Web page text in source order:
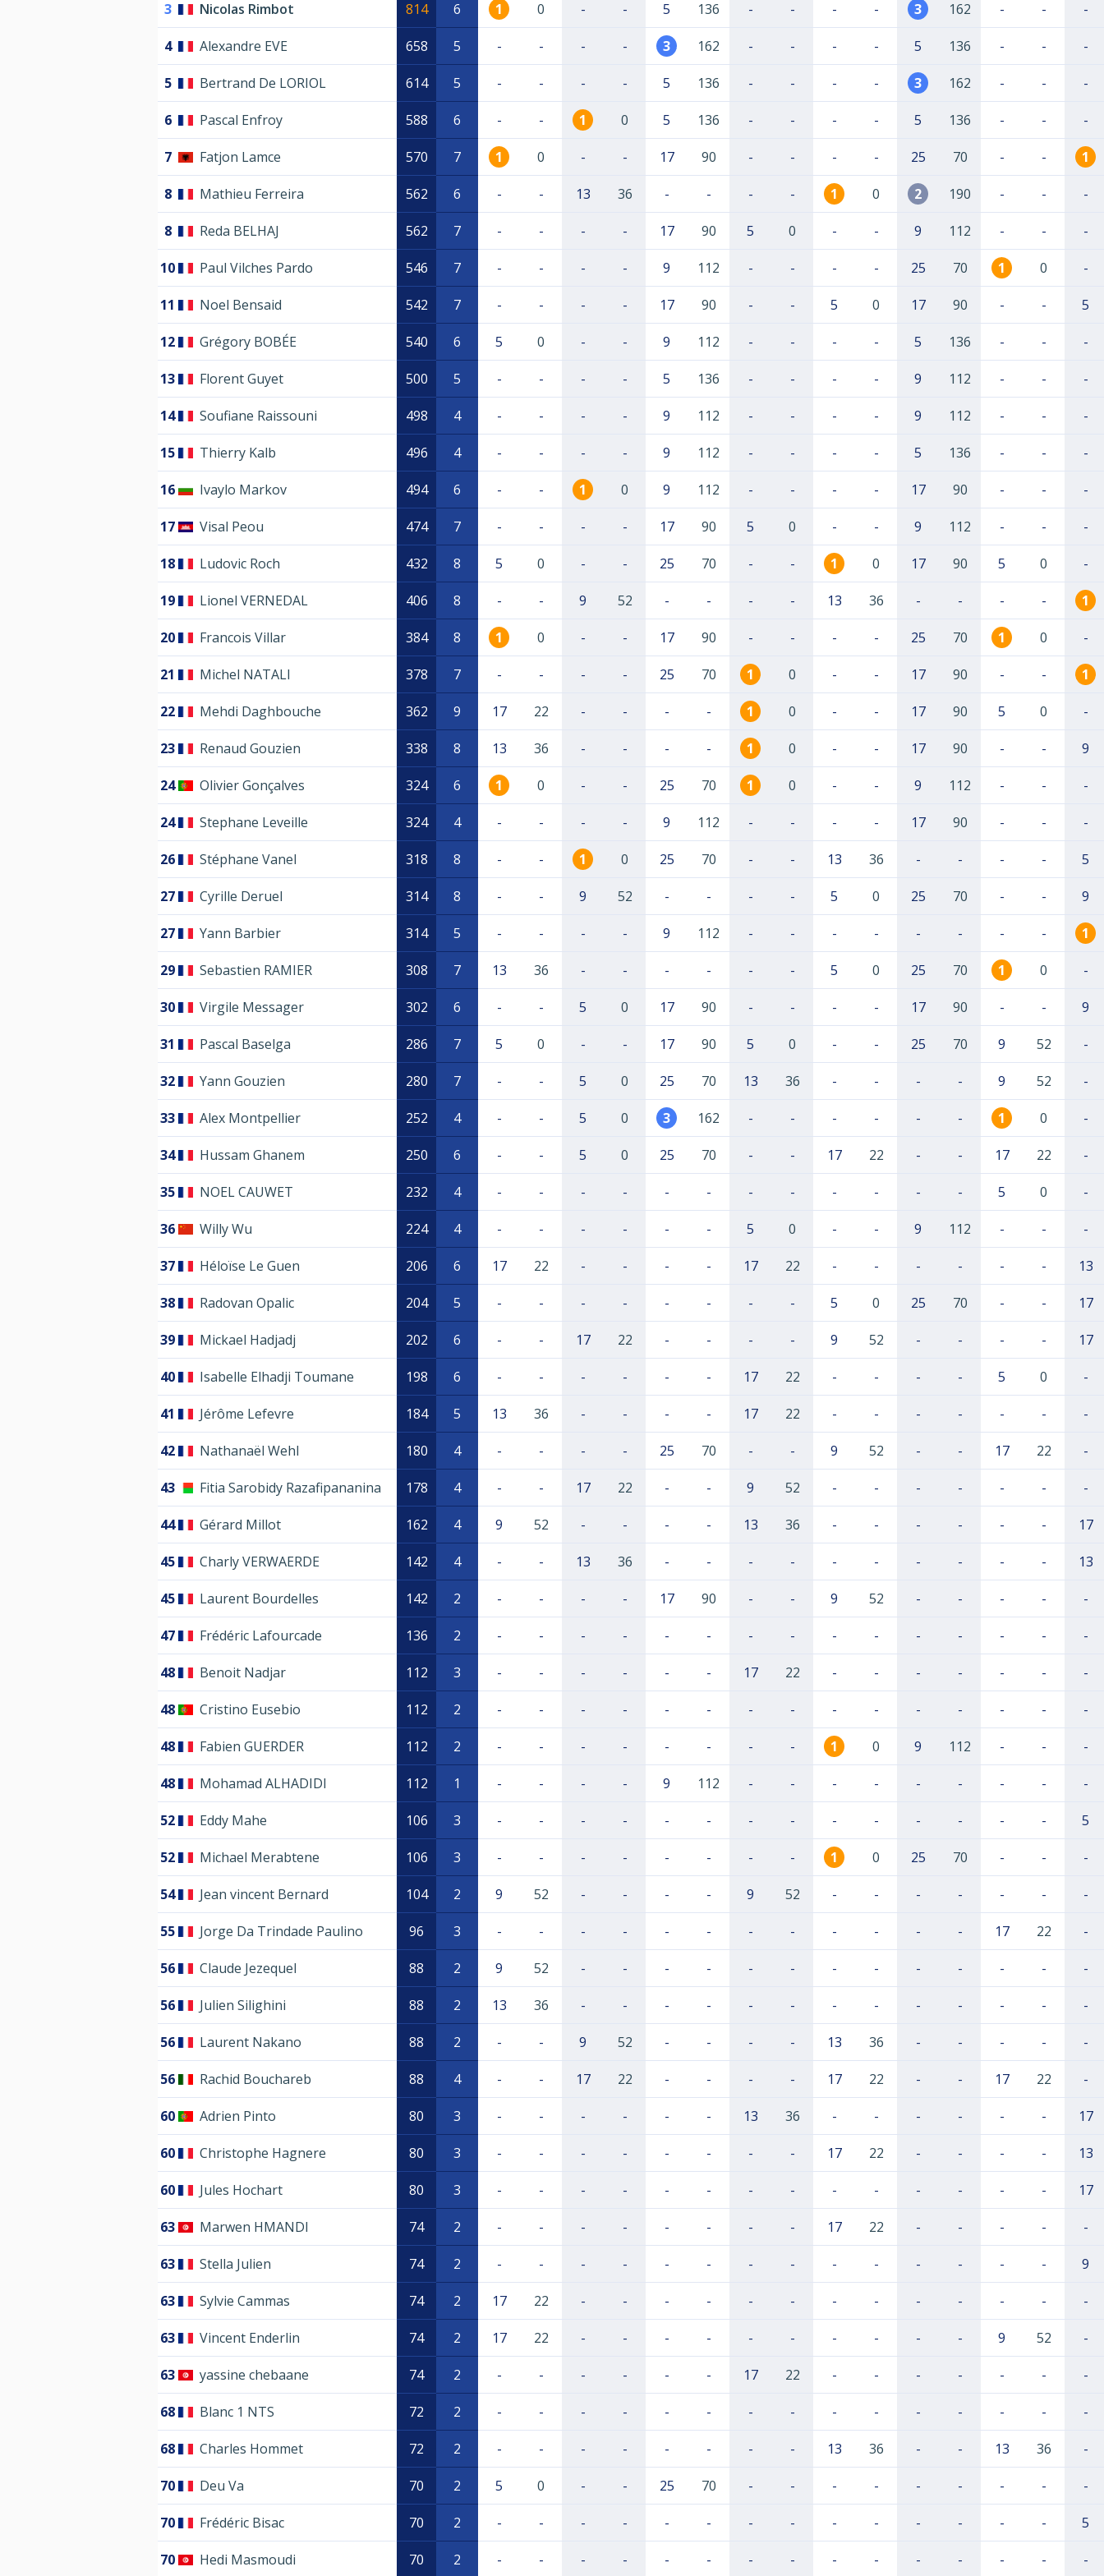
3 Nicolas Rimbot 814 6 1 0 - - 5 136 - - - - 3 162 - - -
4 Alexandre EVE 658 5 - - - - 3 162 - - - - 5 136 - - -
5 Bertrand De LORIOL 614 5 - - - - 5 136 - - - - 3 162 - - -
6 Pascal Enfroy 588 6 - - 1 0 5 136 - - - - 5 136 - - -
7 Fatjon Lamce 570 7 1 0 - - 17 90 - - - - 25 70 - - 1
8 Mathieu Ferreira 562 6 - - 13 36 - - - - 1 0 2 190 - - -
8 Reda BELHAJ 562 7 - - - - 17 90 5 0 - - 9 112 - - -
10 Paul Vilches Pardo 546 7 - - - - 9 112 - - - - 25 70 1 0 -
11 Noel Bensaid 542 7 - - - - 17 90 - - 5 0 17 90 - - 5
12 Grégory BOBÉE 540 6 5 0 - - 9 112 - - - - 5 136 - - -
13 Florent Guyet 500 5 - - - - 5 136 - - - - 9 112 - - -
14 Soufiane Raissouni 498 4 - - - - 9 112 - - - - 9 112 - - -
15 Thierry Kalb 496 4 - - - - 9 112 - - - - 5 136 - - -
16 Ivaylo Markov 494 6 - - 1 0 9 112 - - - - 17 90 - - -
17 Visal Peou 474 7 - - - - 17 90 5 0 - - 9 112 - - -
18 Ludovic Roch 432 8 5 0 - - 25 70 - - 1 0 17 90 5 0 -
19 Lionel VERNEDAL 406 8 - - 9 52 - - - - 13 36 - - - - 1
20 Francois Villar 384 8 1 0 - - 17 90 - - - - 25 70 1 0 -
21 Michel NATALI 378 7 - - - - 25 70 1 0 - - 17 90 - - 1
22 Mehdi Daghbouche 362 9 17 22 - - - - 1 0 - - 17 90 5 0 -
23 Renaud Gouzien 338 8 13 36 - - - - 1 0 - - 17 90 - - 9
24 Olivier Gonçalves 324 6 1 0 - - 25 70 1 0 - - 9 112 - - -
24 Stephane Leveille 324 4 - - - - 9 112 - - - - 17 90 - - -
26 Stéphane Vanel 318 8 - - 1 0 25 70 - - 13 36 - - - - 5
27 Cyrille Deruel 314 8 - - 9 52 - - - - 5 0 25 70 - - 9
27 Yann Barbier 314 5 - - - - 9 112 - - - - - - - - 1
29 Sebastien RAMIER 308 7 13 36 - - - - - - 5 0 25 70 1 0 -
30 Virgile Messager 302 6 - - 5 0 17 90 - - - - 17 90 - - 9
31 Pascal Baselga 286 7 5 0 - - 17 90 5 0 - - 25 70 9 52 -
32 Yann Gouzien 280 7 - - 5 0 25 70 13 36 - - - - 9 52 -
33 Alex Montpellier 252 4 - - 5 0 3 162 - - - - - - 1 0 -
34 Hussam Ghanem 250 6 - - 5 0 25 70 - - 17 22 - - 17 22 -
35 NOEL CAUWET 232 4 - - - - - - - - - - - - 5 0 -
36 Willy Wu 224 4 - - - - - - 5 0 - - 9 112 - - -
37 Héloïse Le Guen 206 6 17 22 - - - - 17 22 - - - - - - 13
38 Radovan Opalic 204 5 - - - - - - - - 5 0 25 70 - - 17
39 Mickael Hadjadj 202 6 - - 17 22 - - - - 9 52 - - - - 17
40 Isabelle Elhadji Toumane 198 6 - - - - - - 17 22 - - - - 5 0 -
41 Jérôme Lefevre 184 5 13 36 - - - - 17 22 - - - - - - -
42 Nathanaël Wehl 180 4 - - - - 25 70 - - 9 52 - - 17 22 -
43 Fitia Sarobidy Razafipananina 178 4 - - 17 22 - - 9 52 - - - - - - -
44 Gérard Millot 162 4 9 52 - - - - 13 36 - - - - - - 17
45 Charly VERWAERDE 142 4 - - 13 36 - - - - - - - - - - 13
45 Laurent Bourdelles 142 2 - - - - 17 90 - - 9 52 - - - - -
47 Frédéric Lafourcade 136 2 - - - - - - - - - - - - - - -
48 Benoit Nadjar 112 3 - - - - - - 17 22 - - - - - - -
48 Cristino Eusebio 112 2 - - - - - - - - - - - - - - -
48 Fabien GUERDER 112 2 - - - - - - - - 1 0 9 112 - - -
48 Mohamad ALHADIDI 112 1 - - - - 9 112 - - - - - - - - -
52 Eddy Mahe 106 3 - - - - - - - - - - - - - - 5
52 Michael Merabtene 106 3 - - - - - - - - 1 0 25 70 - - -
54 Jean vincent Bernard 104 2 9 52 - - - - 9 52 - - - - - - -
55 Jorge Da Trindade Paulino 96 3 - - - - - - - - - - - - 17 22 -
56 Claude Jezequel 88 2 9 52 - - - - - - - - - - - - -
56 Julien Silighini 88 2 13 36 - - - - - - - - - - - - -
56 Laurent Nakano 88 2 - - 9 52 - - - - 13 36 - - - - -
56 Rachid Bouchareb 88 4 - - 17 22 - - - - 17 22 - - 17 22 -
60 Adrien Pinto 80 3 - - - - - - 13 36 - - - - - - 17
60 Christophe Hagnere 80 3 - - - - - - - - 17 22 - - - - 13
60 Jules Hochart 80 3 - - - - - - - - - - - - - - 17
63 Marwen HMANDI 74 2 - - - - - - - - 17 22 - - - - -
63 Stella Julien 74 2 - - - - - - - - - - - - - - 9
63 Sylvie Cammas 74 2 17 22 - - - - - - - - - - - - -
63 Vincent Enderlin 74 2 17 22 - - - - - - - - - - 9 52 -
63 yassine chebaane 74 2 - - - - - - 17 22 - - - - - - -
68 Blanc 1 NTS 72 2 - - - - - - - - - - - - - - -
68 Charles Hommet 72 2 - - - - - - - - 13 36 - - 13 36 -
70 Deu Va 70 2 5 0 - - 25 70 - - - - - - - - -
70 Frédéric Bisac 70 2 - - - - - - - - - - - - - - 5
70 Hedi Masmoudi 70 2 - - - - - - - - - - - - - - -